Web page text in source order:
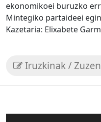
ekonomikoei buruzko
Mintegiko partaideei
Kazetaria: Elixabete
Iruzkinak /